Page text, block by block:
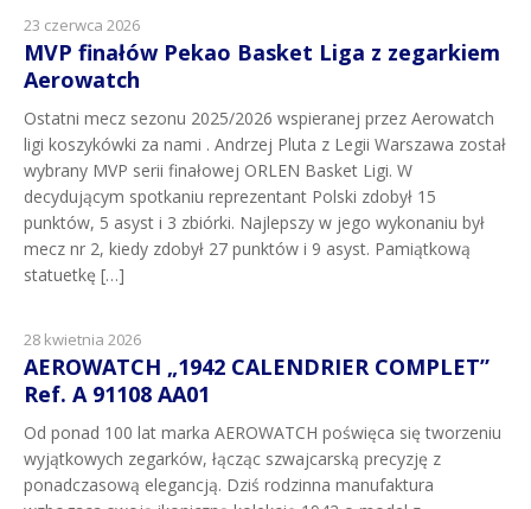
23 czerwca 2026
MVP finałów Pekao Basket Liga z zegarkiem
Aerowatch
Ostatni mecz sezonu 2025/2026 wspieranej przez Aerowatch
ligi koszykówki za nami . Andrzej Pluta z Legii Warszawa został
wybrany MVP serii finałowej ORLEN Basket Ligi. W
decydującym spotkaniu reprezentant Polski zdobył 15
punktów, 5 asyst i 3 zbiórki. Najlepszy w jego wykonaniu był
mecz nr 2, kiedy zdobył 27 punktów i 9 asyst. Pamiątkową
statuetkę […]
28 kwietnia 2026
AEROWATCH „1942 CALENDRIER COMPLET”
Ref. A 91108 AA01
Od ponad 100 lat marka AEROWATCH poświęca się tworzeniu
wyjątkowych zegarków, łącząc szwajcarską precyzję z
ponadczasową elegancją. Dziś rodzinna manufaktura